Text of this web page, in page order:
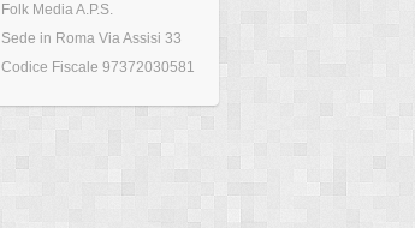
Folk Media A.P.S.
Sede in Roma Via Assisi 33
Codice Fiscale 97372030581